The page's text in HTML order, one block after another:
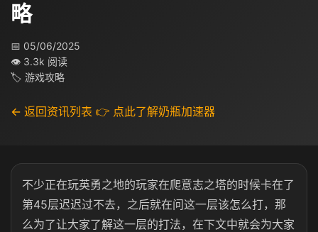
略
📅 05/06/2025
👁 3.3k 阅读
🏷 游戏攻略
← 返回资讯列表 👉 点此了解奶瓶加速器
不少正在玩英勇之地的玩家在爬意志之塔的时候卡在了
第45层迟迟过不去，之后就在问这一层该怎么打，那
么为了让大家了解这一层的打法，在下文中就会为大家